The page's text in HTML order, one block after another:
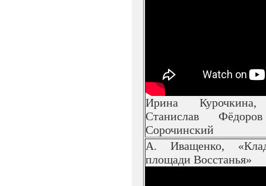
Ирина Курочкина,
Станислав
Сорочинский
А. Иващенко,
площади Восстанья»